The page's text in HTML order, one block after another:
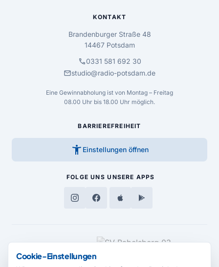
KONTAKT
Brandenburger Straße 48
14467 Potsdam
call0331 581 692 30
mailstudio@radio-potsdam.de
Eine Gewinnabholung ist von Montag – Freitag
08.00 Uhr bis 18.00 Uhr möglich.
BARRIEREFREIHEIT
accessibility_new Einstellungen öffnen
FOLGE UNS UNSERE APPS
MEDIENPARTNER
Cookie-Einstellungen